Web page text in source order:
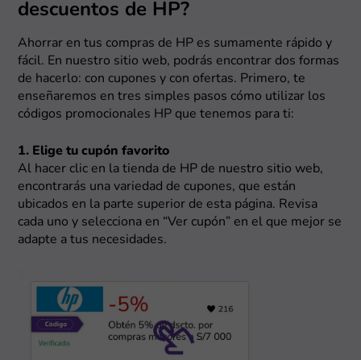
descuentos de HP?
Ahorrar en tus compras de HP es sumamente rápido y
fácil. En nuestro sitio web, podrás encontrar dos formas
de hacerlo: con cupones y con ofertas. Primero, te
enseñaremos en tres simples pasos cómo utilizar los
códigos promocionales HP que tenemos para ti:
1. Elige tu cupón favorito
Al hacer clic en la tienda de HP de nuestro sitio web,
encontrarás una variedad de cupones, que están
ubicados en la parte superior de esta página. Revisa
cada uno y selecciona en “Ver cupón” en el que mejor se
adapte a tus necesidades.